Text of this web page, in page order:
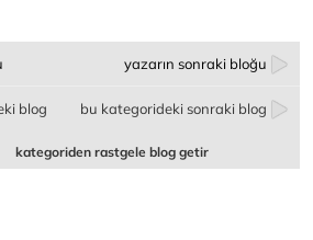
yazarın sonraki bloğu
blog bu kategorideki sonraki blog
kategoriden rastgele blog getir